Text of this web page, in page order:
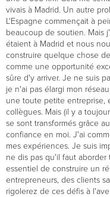
vivais à Madrid. Un autre
L'Espagne commençait à
beaucoup de soutien. Mais
étaient à Madrid et nous
construire quelque chose
comme une opportunité
sûre d'y arriver. Je ne suis
je n'ai pas élargi mon
une toute petite entreprise,
collègues. Mais (il y a
se sont transformés grâce
confiance en moi. J'ai
mes expériences. Je suis
ne dis pas qu'il faut
essentiel de construire un
entrepreneurs, des clients
rigolerez de ces défis à